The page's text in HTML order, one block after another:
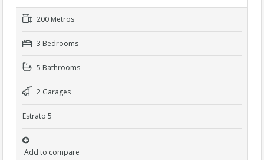
200 Metros
3 Bedrooms
5 Bathrooms
2 Garages
Estrato 5
Add to compare